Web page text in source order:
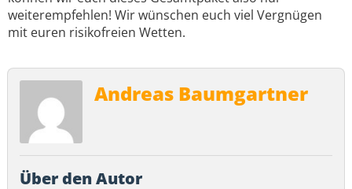
weiterempfehlen! Wir wünschen euch viel Vergnügen
mit euren risikofreien Wetten.
Andreas Baumgartner
Über den Autor